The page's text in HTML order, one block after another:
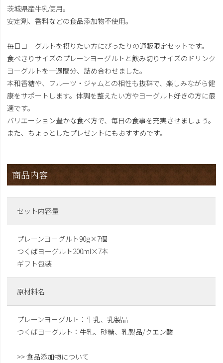
茨城県産牛乳使用。
安定剤、香料などの食品添加物不使用。
毎日ヨーグルトを摂りたい方にぴったりの通販限定セットです。
食べきりサイズのプレーンヨーグルトと飲み切りサイズのドリンク
ヨーグルトを一週間分、詰め合わせました。
本和香糖や、フルーツ・ジャムとの相性も抜群で、楽しみながら健
康をサポートします。体調を整えたい方やヨーグルト好きの方に最
適です。
バリエーション豊かな食べ方で、毎日の食事を充実させましょう。
また、ちょっとしたプレゼントにもおすすめです。
商品内容
セット内容量
プレーンヨーグルト90g×7個
つくばヨーグルト200ml×7本
ギフト包装
原材料名
プレーンヨーグルト：牛乳、乳製品
つくばヨーグルト：牛乳、砂糖、乳製品/クエン酸
>> 食品添加物について